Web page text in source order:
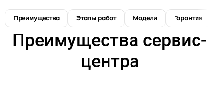
Преимущества Этапы работ Модели Гарантия
Преимущества сервис-
центра